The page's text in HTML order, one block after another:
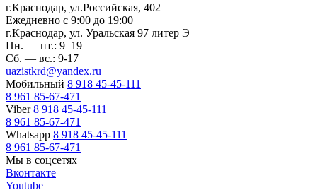
г.Краснодар, ул.Российская, 402
Ежедневно c 9:00 до 19:00
г.Краснодар, ул. Уральская 97 литер Э
Пн. — пт.: 9–19
Сб. — вс.: 9-17
uazistkrd@yandex.ru
Мобильный 8 918 45-45-111
8 961 85-67-471
Viber8 918 45-45-111
8 961 85-67-471
Whatsapp 8 918 45-45-111
8 961 85-67-471
Мы в соцсетях
Вконтакте
Youtube